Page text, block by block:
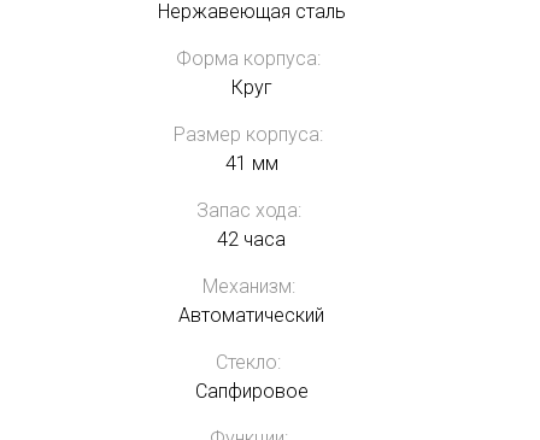
Нержавеющая сталь
Форма корпуса:
Круг
Размер корпуса:
41 мм
Запас хода:
42 часа
Механизм:
Автоматический
Стекло:
Сапфировое